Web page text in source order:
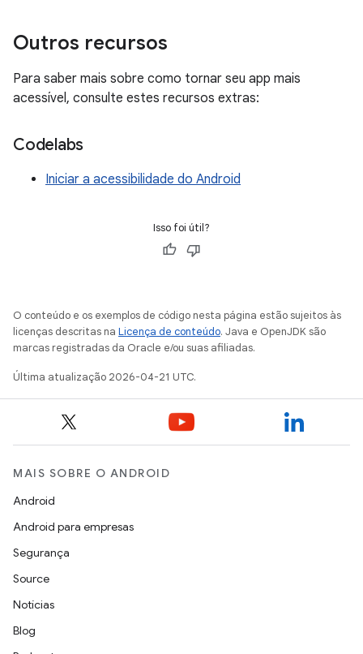
Outros recursos
Para saber mais sobre como tornar seu app mais
acessível, consulte estes recursos extras:
Codelabs
Iniciar a acessibilidade do Android
Isso foi útil?
O conteúdo e os exemplos de código nesta página estão sujeitos às
licenças descritas na Licença de conteúdo. Java e OpenJDK são
marcas registradas da Oracle e/ou suas afiliadas.
Última atualização 2026-04-21 UTC.
MAIS SOBRE O ANDROID
Android
Android para empresas
Segurança
Source
Notícias
Blog